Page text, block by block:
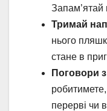
Запам’ятай
Тримай
нього
стане в
Поговори
перерві чи в